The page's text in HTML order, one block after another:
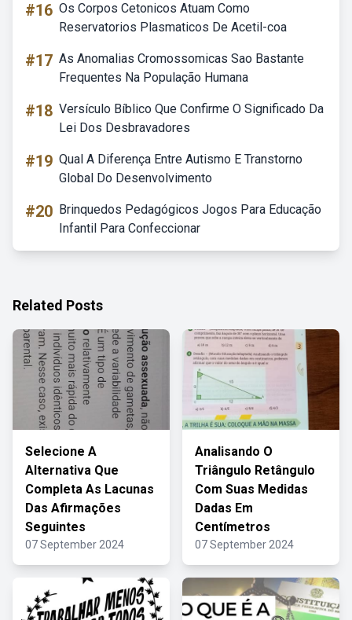
#16 Os Corpos Cetonicos Atuam Como
Reservatorios Plasmaticos De Acetil-coa
#17 As Anomalias Cromossomicas Sao Bastante
Frequentes Na População Humana
#18 Versículo Bíblico Que Confirme O Significado Da
Lei Dos Desbravadores
#19 Qual A Diferença Entre Autismo E Transtorno
Global Do Desenvolvimento
#20 Brinquedos Pedagógicos Jogos Para Educação
Infantil Para Confeccionar
Related Posts
Selecione A
Alternativa Que
Completa As Lacunas
Das Afirmações
Seguintes
07 September 2024
Analisando O
Triângulo Retângulo
Com Suas Medidas
Dadas Em
Centímetros
07 September 2024